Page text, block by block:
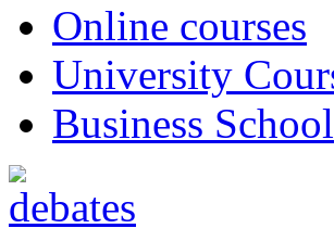
Online courses
University
Business School